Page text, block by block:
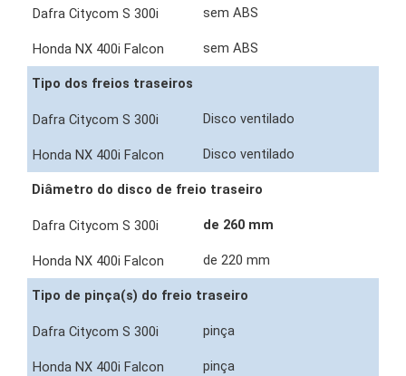
sem ABS
sem ABS
Tipo dos freios traseiros
Disco ventilado
Disco ventilado
Diâmetro do disco de freio traseiro
de 260 mm
de 220 mm
Tipo de pinça(s) do freio traseiro
pinça
pinça